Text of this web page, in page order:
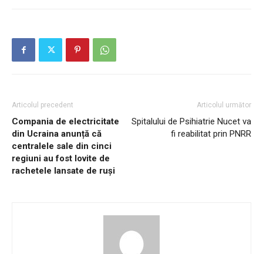
Articolul precedent
Compania de electricitate
din Ucraina anunță că
centralele sale din cinci
regiuni au fost lovite de
rachetele lansate de ruși
Articolul următor
Spitalului de Psihiatrie Nucet va
fi reabilitat prin PNRR